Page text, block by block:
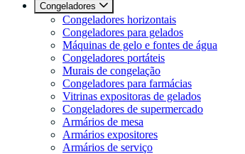
Congeladores
Congeladores horizontais
Congeladores para gelados
Máquinas de gelo e fontes de água
Congeladores portáteis
Murais de congelação
Congeladores para farmácias
Vitrinas expositoras de gelados
Congeladores de supermercado
Armários de mesa
Armários expositores
Armários de serviço